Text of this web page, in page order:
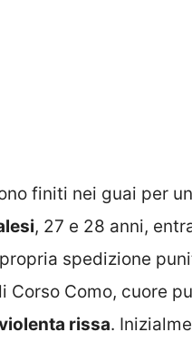
finiti nei guai per
, 27 e 28 anni,
spedizione
Corso Como, cuore
rissa.